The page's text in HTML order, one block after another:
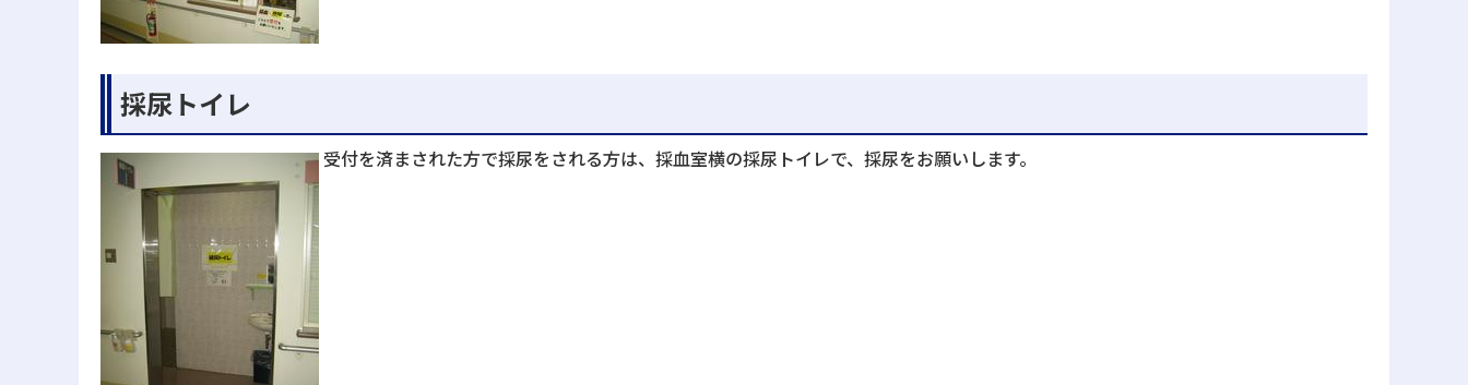
採尿トイレ
受付を済まされた方で採尿をされる方は、採血室横の採尿トイレで、採尿をお願いします。